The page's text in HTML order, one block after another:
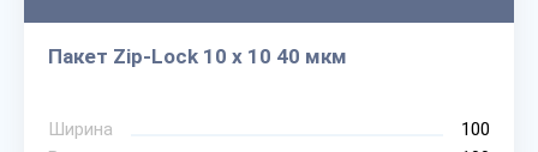
Пакет Zip-Lock 10 х 10 40 мкм
Ширина
100